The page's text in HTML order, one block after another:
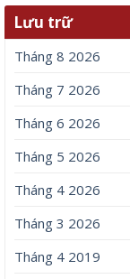
Lưu trữ
Tháng 8 2026
Tháng 7 2026
Tháng 6 2026
Tháng 5 2026
Tháng 4 2026
Tháng 3 2026
Tháng 4 2019